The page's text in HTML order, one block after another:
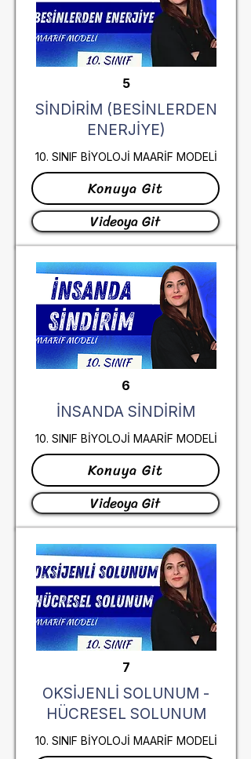
5
SİNDİRİM (BESİNLERDEN
ENERJİYE)
10. SINIF BİYOLOJİ MAARİF MODELİ
Konuya Git
Videoya Git
6
İNSANDA SİNDİRİM
10. SINIF BİYOLOJİ MAARİF MODELİ
Konuya Git
Videoya Git
7
OKSİJENLİ SOLUNUM -
HÜCRESEL SOLUNUM
10. SINIF BİYOLOJİ MAARİF MODELİ